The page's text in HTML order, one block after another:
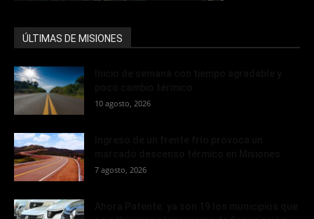
ÚLTIMAS DE MISIONES
10 agosto, 2026
7 agosto, 2026